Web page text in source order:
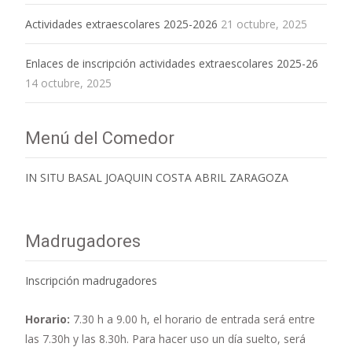
Actividades extraescolares 2025-2026 21 octubre, 2025
Enlaces de inscripción actividades extraescolares 2025-26
14 octubre, 2025
Menú del Comedor
IN SITU BASAL JOAQUIN COSTA ABRIL ZARAGOZA
Madrugadores
Inscripción madrugadores
Horario: 7.30 h a 9.00 h, el horario de entrada será entre
las 7.30h y las 8.30h. Para hacer uso un día suelto, será